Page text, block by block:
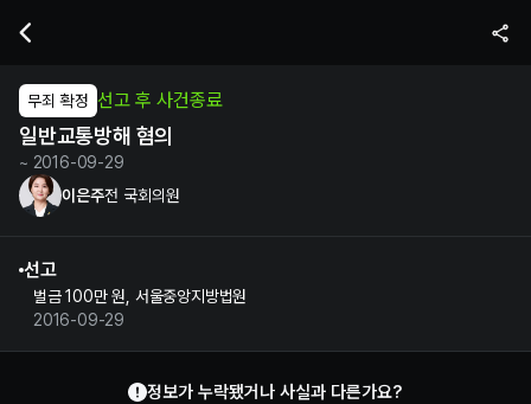
무죄 확정 선고 후 사건종료
일반교통방해 혐의
~ 2016-09-29
이은주전 국회의원
선고
벌금 100만 원, 서울중앙지방법원
2016-09-29
정보가 누락됐거나 사실과 다른가요?